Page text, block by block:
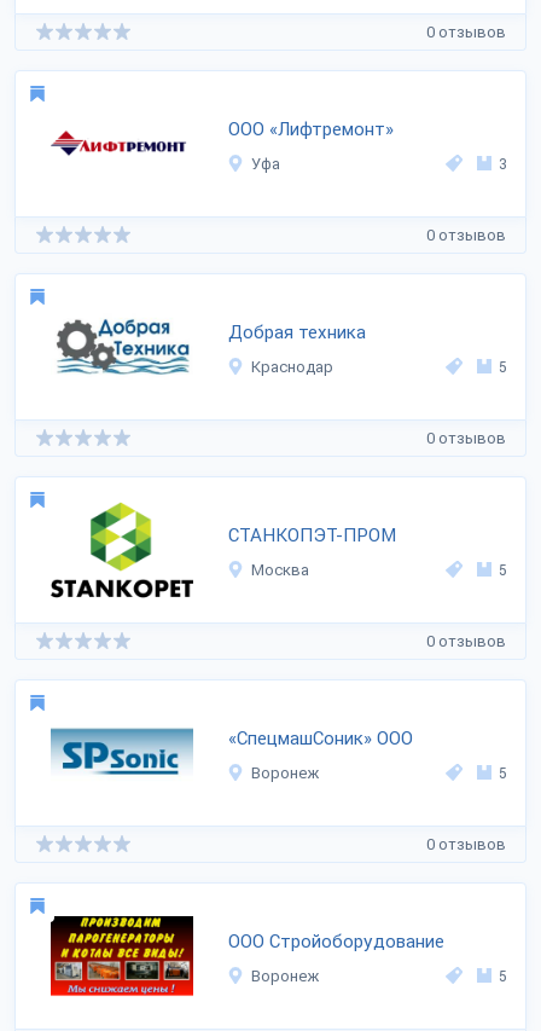
0 отзывов
ООО «Лифтремонт»
Уфа 3
0 отзывов
Добрая техника
Краснодар 5
0 отзывов
СТАНКОПЭТ-ПРОМ
Москва 5
0 отзывов
«СпецмашСоник» ООО
Воронеж 5
0 отзывов
ООО Стройоборудование
Воронеж 5